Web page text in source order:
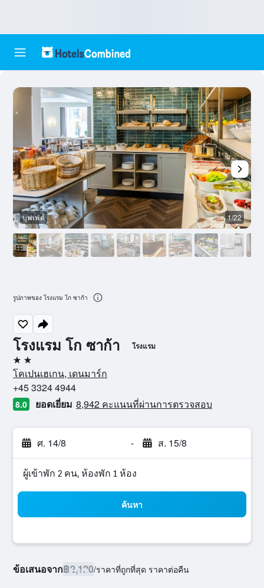
โรงแรม โก ซาก้า โรงแรม
2 ดาว
โคเปนเฮเกน, เดนมาร์ก
+45 3324 4944
8.0 ยอดเยี่ยม 8,942 คะแนนที่ผ่านการตรวจสอบ
ศ. 14/8 - ส. 15/8
ผู้เข้าพัก 2 คน, ห้องพัก 1 ห้อง
ค้นหา
ข้อเสนอจาก฿2,120/ราคาที่ถูกที่สุด ราคาต่อคืน
บุฟเฟ่ต์ 1/22
รูปภาพของ โรงแรม โก ซาก้า